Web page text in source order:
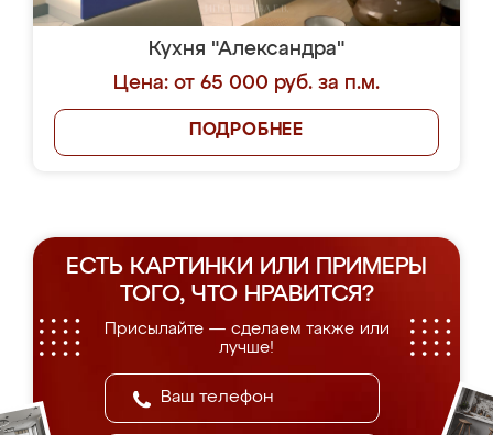
Кухня "Александра"
Цена: от 65 000 руб. за п.м.
ПОДРОБНЕЕ
ЕСТЬ КАРТИНКИ ИЛИ ПРИМЕРЫ
ТОГО, ЧТО НРАВИТСЯ?
Присылайте — сделаем также или
лучше!